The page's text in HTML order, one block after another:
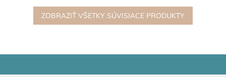
dinosaurie krajiny...
Podporuje detskú...
ZOBRAZIŤ VŠETKY SÚVISIACE PRODUKTY